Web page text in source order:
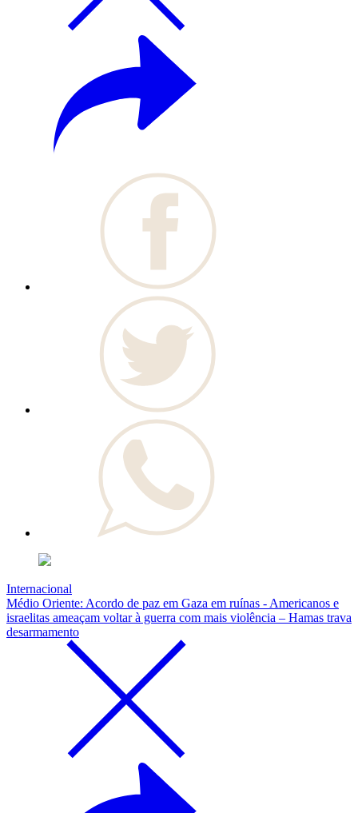
Internacional
Médio Oriente: Acordo de paz em Gaza em ruínas - Americanos e
israelitas ameaçam voltar à guerra com mais violência – Hamas trava
desarmamento